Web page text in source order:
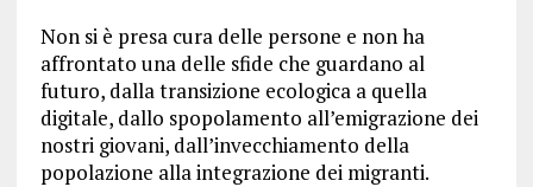
Non si è presa cura delle persone e non ha
affrontato una delle sfide che guardano al
futuro, dalla transizione ecologica a quella
digitale, dallo spopolamento all’emigrazione dei
nostri giovani, dall’invecchiamento della
popolazione alla integrazione dei migranti.